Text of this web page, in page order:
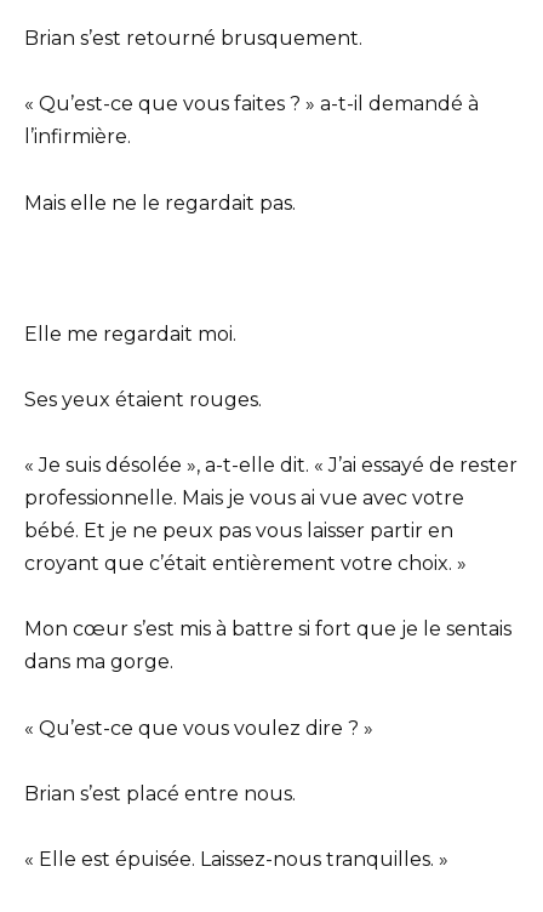
Brian s’est retourné brusquement.
« Qu’est-ce que vous faites ? » a-t-il demandé à
l’infirmière.
Mais elle ne le regardait pas.
Elle me regardait moi.
Ses yeux étaient rouges.
« Je suis désolée », a-t-elle dit. « J’ai essayé de rester
professionnelle. Mais je vous ai vue avec votre
bébé. Et je ne peux pas vous laisser partir en
croyant que c’était entièrement votre choix. »
Mon cœur s’est mis à battre si fort que je le sentais
dans ma gorge.
« Qu’est-ce que vous voulez dire ? »
Brian s’est placé entre nous.
« Elle est épuisée. Laissez-nous tranquilles. »